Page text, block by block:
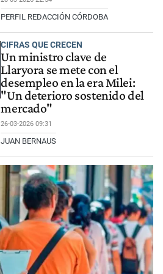
PERFIL REDACCIÓN CÓRDOBA
CIFRAS QUE CRECEN
Un ministro clave de
Llaryora se mete con el
desempleo en la era Milei:
"Un deterioro sostenido del
mercado"
26-03-2026 09:31
JUAN BERNAUS